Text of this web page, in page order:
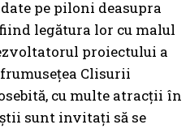
pe piloni deasupra
legătura lor cu malul
proiectului a
Clisurii
cu multe atracţii în
sunt invitaţi să se